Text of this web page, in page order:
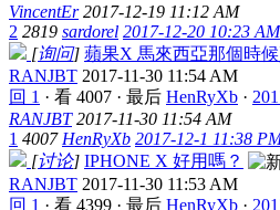
VincentEr 2017-12-19 11:12 AM
2 2819 sardorel 2017-12-20 10:23 AM
[询问] 蘋果X 馬來西亞那個時候
RANJBT 2017-11-30 11:54 AM
回 1 · 看 4007 · 最后 HenRyXb ·
RANJBT 2017-11-30 11:54 AM
1 4007 HenRyXb 2017-12-1 11:38
[讨论] IPHONE X 好用嗎？
RANJBT 2017-11-30 11:53 AM
回 1 · 看 4399 · 最后 HenRyXb ·